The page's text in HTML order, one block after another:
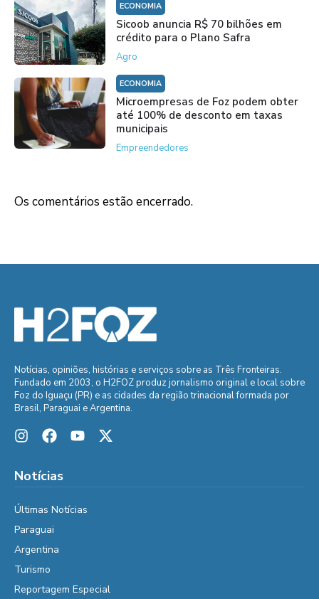
ECONOMIA
Sicoob anuncia R$ 70 bilhões em
crédito para o Plano Safra
Agro
ECONOMIA
Microempresas de Foz podem obter
até 100% de desconto em taxas
municipais
Empreendedores
Os comentários estão encerrado.
Notícias, opiniões, histórias e serviços sobre as Três Fronteiras.
Fundado em 2003, o H2FOZ produz jornalismo original e local sobre
Foz do Iguaçu (PR) e as cidades da região trinacional formada por
Brasil, Paraguai e Argentina.
Notícias
Últimas Notícias
Paraguai
Argentina
Turismo
Reportagem Especial